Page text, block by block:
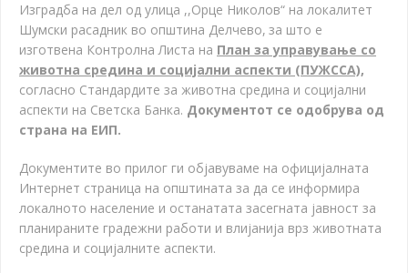
Изградба на дел од улица ,,Орце Николов“ на локалитет
Шумски расадник во општина Делчево, за што е
изготвена Контролна Листа на План за управување со
животна средина и социјални аспекти (ПУЖССА),
согласно Стандардите за животна средина и социјални
аспекти на Светска Банка. Документот се одобрува од
страна на ЕИП.
Документите во прилог ги објавуваме на официјалната
Интернет страница на општината за да се информира
локалното население и останатата засегната јавност за
планираните градежни работи и влијанија врз животната
средина и социјалните аспекти.